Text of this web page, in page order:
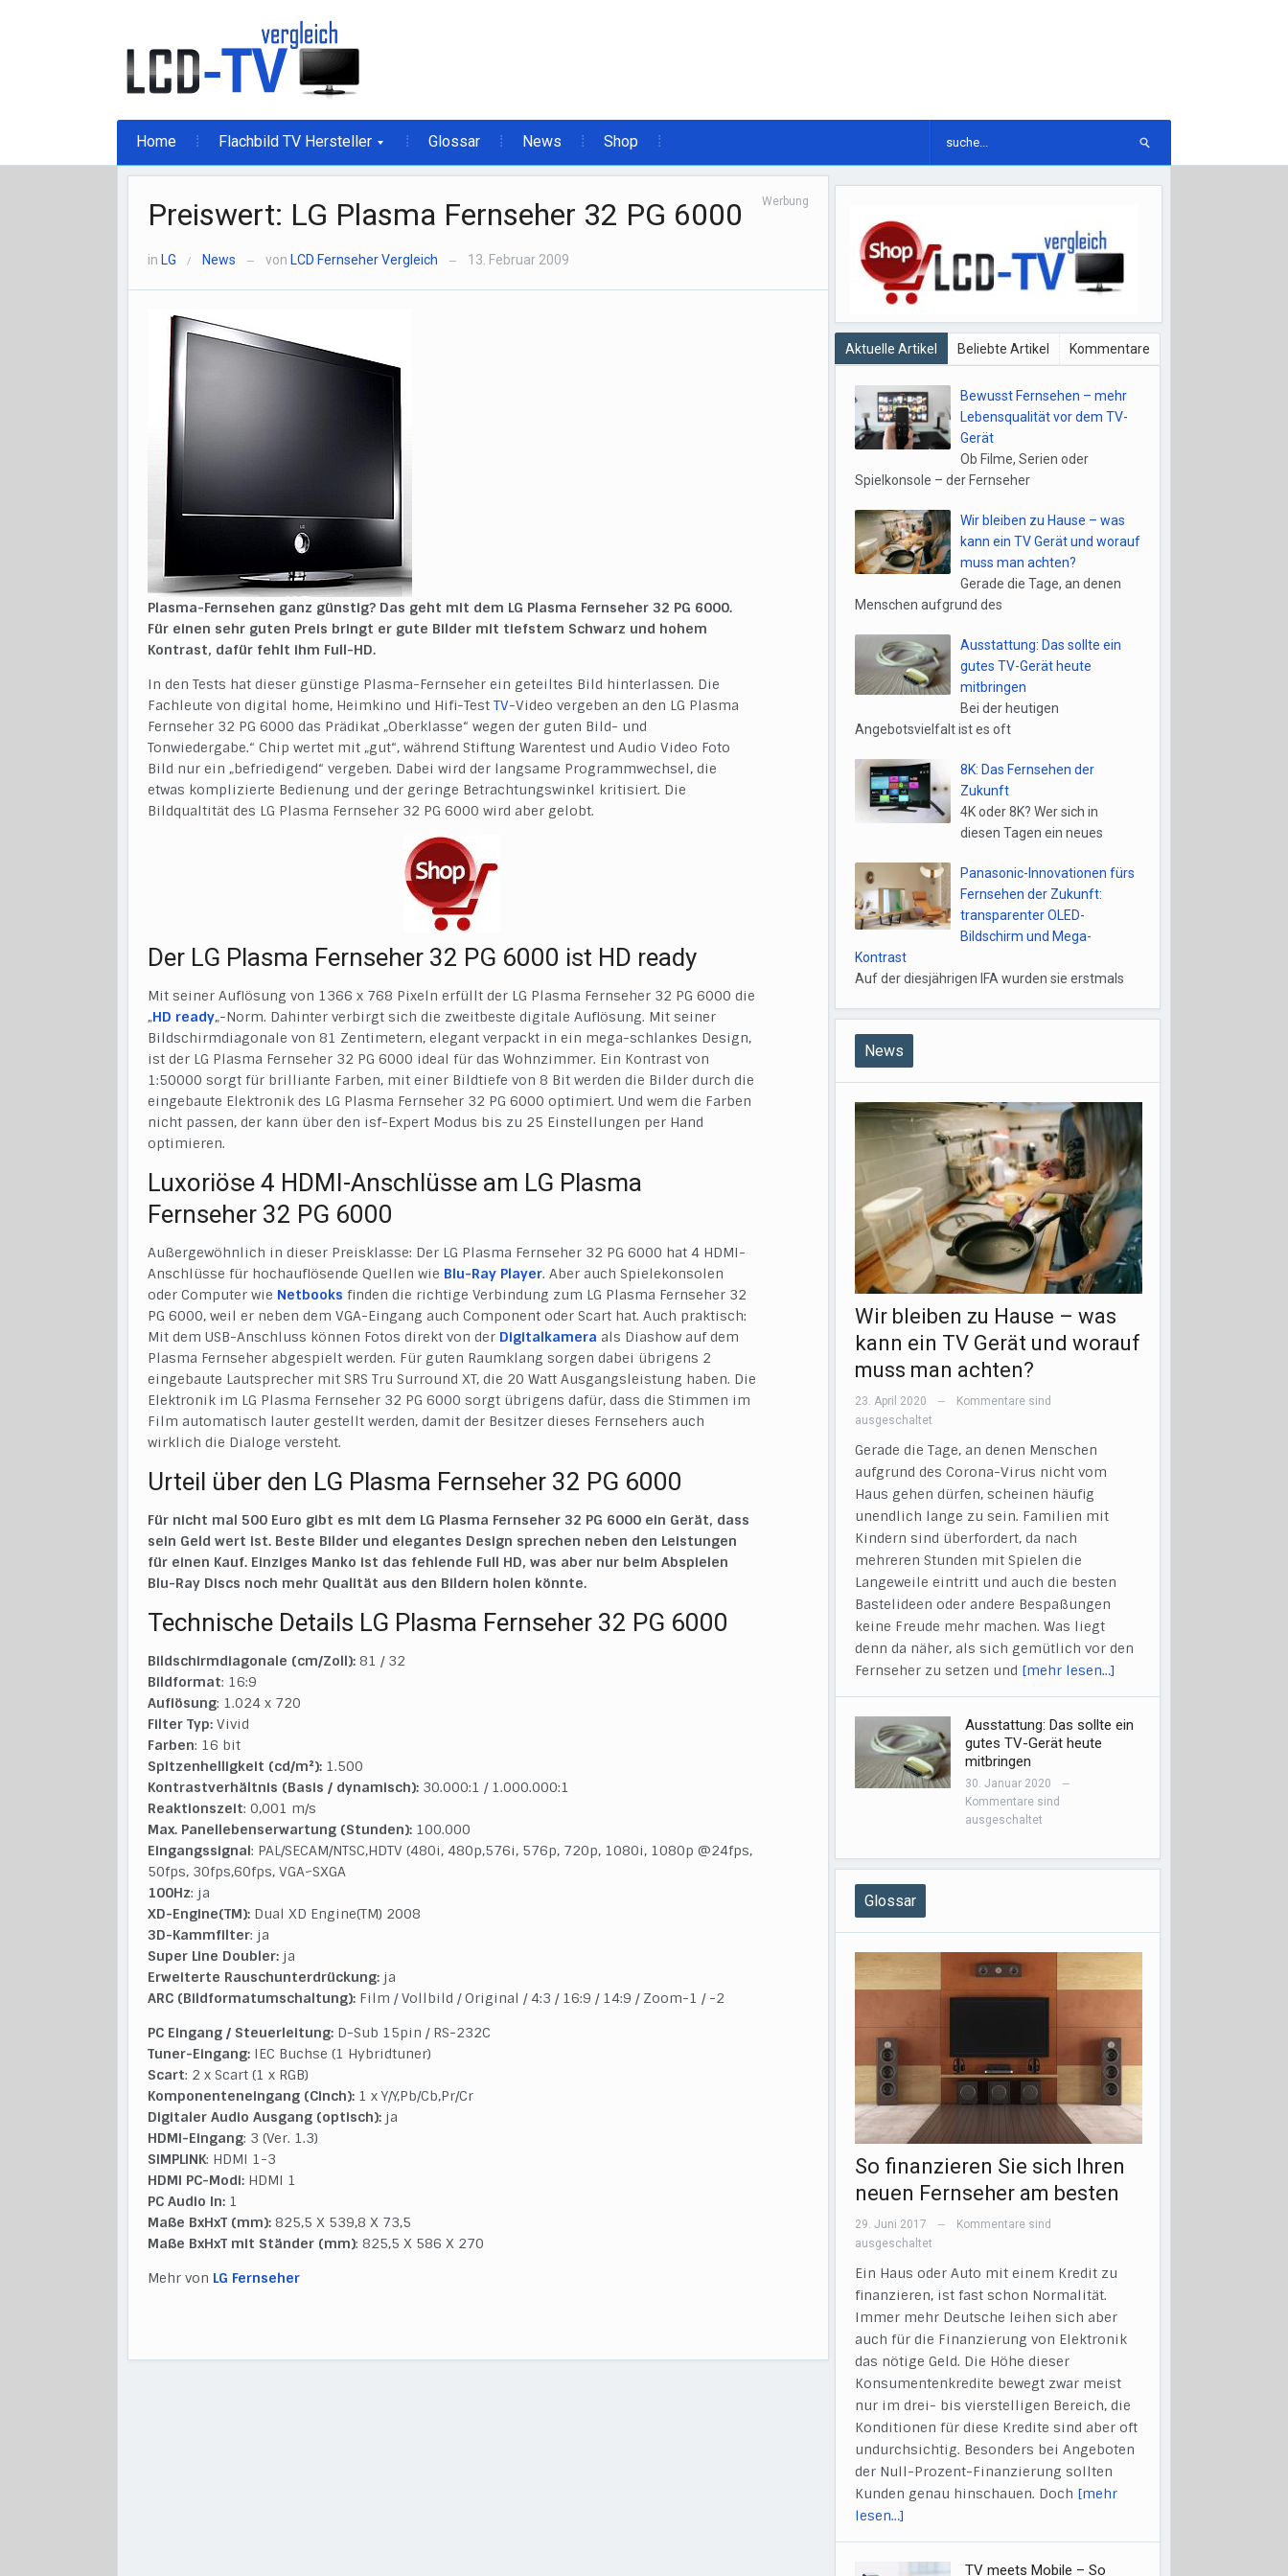
Home Flachbild TV Hersteller Glossar News Shop
Preiswert: LG Plasma Fernseher 32 PG 6000 Werbung
in LG / News — von LCD Fernseher Vergleich — 13. Februar 2009
Plasma-Fernsehen ganz günstig? Das geht mit dem LG Plasma Fernseher 32 PG 6000.
Für einen sehr guten Preis bringt er gute Bilder mit tiefstem Schwarz und hohem
Kontrast, dafür fehlt ihm Full-HD.
In den Tests hat dieser günstige Plasma-Fernseher ein geteiltes Bild hinterlassen. Die
Fachleute von digital home, Heimkino und Hifi-Test TV-Video vergeben an den LG Plasma
Fernseher 32 PG 6000 das Prädikat „Oberklasse“ wegen der guten Bild- und
Tonwiedergabe.“ Chip wertet mit „gut“, während Stiftung Warentest und Audio Video Foto
Bild nur ein „befriedigend“ vergeben. Dabei wird der langsame Programmwechsel, die
etwas komplizierte Bedienung und der geringe Betrachtungswinkel kritisiert. Die
Bildqualtität des LG Plasma Fernseher 32 PG 6000 wird aber gelobt.
Der LG Plasma Fernseher 32 PG 6000 ist HD ready
Mit seiner Auflösung von 1366 x 768 Pixeln erfüllt der LG Plasma Fernseher 32 PG 6000 die
„HD ready„-Norm. Dahinter verbirgt sich die zweitbeste digitale Auflösung. Mit seiner
Bildschirmdiagonale von 81 Zentimetern, elegant verpackt in ein mega-schlankes Design,
ist der LG Plasma Fernseher 32 PG 6000 ideal für das Wohnzimmer. Ein Kontrast von
1:50000 sorgt für brilliante Farben, mit einer Bildtiefe von 8 Bit werden die Bilder durch die
eingebaute Elektronik des LG Plasma Fernseher 32 PG 6000 optimiert. Und wem die Farben
nicht passen, der kann über den isf-Expert Modus bis zu 25 Einstellungen per Hand
optimieren.
Luxoriöse 4 HDMI-Anschlüsse am LG Plasma
Fernseher 32 PG 6000
Außergewöhnlich in dieser Preisklasse: Der LG Plasma Fernseher 32 PG 6000 hat 4 HDMI-
Anschlüsse für hochauflösende Quellen wie Blu-Ray Player. Aber auch Spielekonsolen
oder Computer wie Netbooks finden die richtige Verbindung zum LG Plasma Fernseher 32
PG 6000, weil er neben dem VGA-Eingang auch Component oder Scart hat. Auch praktisch:
Mit dem USB-Anschluss können Fotos direkt von der Digitalkamera als Diashow auf dem
Plasma Fernseher abgespielt werden. Für guten Raumklang sorgen dabei übrigens 2
eingebaute Lautsprecher mit SRS Tru Surround XT, die 20 Watt Ausgangsleistung haben. Die
Elektronik im LG Plasma Fernseher 32 PG 6000 sorgt übrigens dafür, dass die Stimmen im
Film automatisch lauter gestellt werden, damit der Besitzer dieses Fernsehers auch
wirklich die Dialoge versteht.
Urteil über den LG Plasma Fernseher 32 PG 6000
Für nicht mal 500 Euro gibt es mit dem LG Plasma Fernseher 32 PG 6000 ein Gerät, dass
sein Geld wert ist. Beste Bilder und elegantes Design sprechen neben den Leistungen
für einen Kauf. Einziges Manko ist das fehlende Full HD, was aber nur beim Abspielen
Blu-Ray Discs noch mehr Qualität aus den Bildern holen könnte.
Technische Details LG Plasma Fernseher 32 PG 6000
Bildschirmdiagonale (cm/Zoll): 81 / 32
Bildformat: 16:9
Auflösung: 1.024 x 720
Filter Typ: Vivid
Farben: 16 bit
Spitzenhelligkeit (cd/m²): 1.500
Kontrastverhältnis (Basis / dynamisch): 30.000:1 / 1.000.000:1
Reaktionszeit: 0,001 m/s
Max. Panellebenserwartung (Stunden): 100.000
Eingangssignal: PAL/SECAM/NTSC,HDTV (480i, 480p,576i, 576p, 720p, 1080i, 1080p @24fps,
50fps, 30fps,60fps, VGA~SXGA
100Hz: ja
XD-Engine(TM): Dual XD Engine(TM) 2008
3D-Kammfilter: ja
Super Line Doubler: ja
Erweiterte Rauschunterdrückung: ja
ARC (Bildformatumschaltung): Film / Vollbild / Original / 4:3 / 16:9 / 14:9 / Zoom-1 / -2
PC Eingang / Steuerleitung: D-Sub 15pin / RS-232C
Tuner-Eingang: IEC Buchse (1 Hybridtuner)
Scart: 2 x Scart (1 x RGB)
Komponenteneingang (Cinch): 1 x Y/Y,Pb/Cb,Pr/Cr
Digitaler Audio Ausgang (optisch): ja
HDMI-Eingang: 3 (Ver. 1.3)
SIMPLINK: HDMI 1-3
HDMI PC-Modi: HDMI 1
PC Audio In: 1
Maße BxHxT (mm): 825,5 X 539,8 X 73,5
Maße BxHxT mit Ständer (mm): 825,5 X 586 X 270
Mehr von LG Fernseher
Aktuelle Artikel Beliebte Artikel Kommentare
Bewusst Fernsehen – mehr
Lebensqualität vor dem TV-
Gerät
Ob Filme, Serien oder
Spielkonsole – der Fernseher
Wir bleiben zu Hause – was
kann ein TV Gerät und worauf
muss man achten?
Gerade die Tage, an denen
Menschen aufgrund des
Ausstattung: Das sollte ein
gutes TV-Gerät heute
mitbringen
Bei der heutigen
Angebotsvielfalt ist es oft
8K: Das Fernsehen der
Zukunft
4K oder 8K? Wer sich in
diesen Tagen ein neues
Panasonic-Innovationen fürs
Fernsehen der Zukunft:
transparenter OLED-
Bildschirm und Mega-
Kontrast
Auf der diesjährigen IFA wurden sie erstmals
News
Wir bleiben zu Hause – was
kann ein TV Gerät und worauf
muss man achten?
23. April 2020 —
Kommentare sind
ausgeschaltet
Gerade die Tage, an denen Menschen
aufgrund des Corona-Virus nicht vom
Haus gehen dürfen, scheinen häufig
unendlich lange zu sein. Familien mit
Kindern sind überfordert, da nach
mehreren Stunden mit Spielen die
Langeweile eintritt und auch die besten
Bastelideen oder andere Bespaßungen
keine Freude mehr machen. Was liegt
denn da näher, als sich gemütlich vor den
Fernseher zu setzen und [mehr lesen…]
Ausstattung: Das sollte ein
gutes TV-Gerät heute
mitbringen
30. Januar 2020 —
Kommentare sind
ausgeschaltet
Glossar
So finanzieren Sie sich Ihren
neuen Fernseher am besten
29. Juni 2017 —
Kommentare sind
ausgeschaltet
Ein Haus oder Auto mit einem Kredit zu
finanzieren, ist fast schon Normalität.
Immer mehr Deutsche leihen sich aber
auch für die Finanzierung von Elektronik
das nötige Geld. Die Höhe dieser
Konsumentenkredite bewegt zwar meist
nur im drei- bis vierstelligen Bereich, die
Konditionen für diese Kredite sind aber oft
undurchsichtig. Besonders bei Angeboten
der Null-Prozent-Finanzierung sollten
Kunden genau hinschauen. Doch [mehr
lesen…]
TV meets Mobile – So